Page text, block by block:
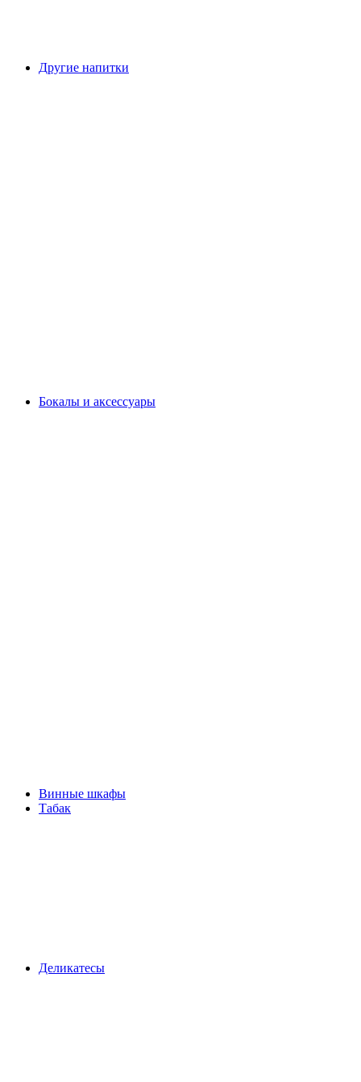
Другие напитки
Бокалы и аксессуары
Винные шкафы
Табак
Деликатесы